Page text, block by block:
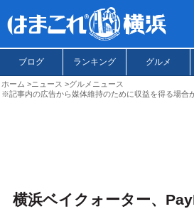
ブログ ランキング グルメ
ホーム ニュース
グルメニュース
※記事内の広告から媒体維持のために収益を得る場合
横浜ベイクォーター、